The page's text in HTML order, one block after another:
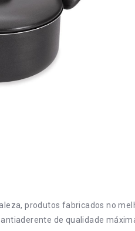
produtos fabricados no
de qualidade